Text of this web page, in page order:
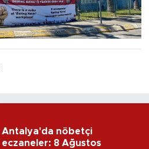
Antalya'da nöbetçi
eczaneler: 8 Ağustos